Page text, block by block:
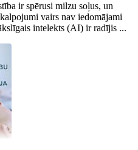
ir spērusi milzu soļus, un
vairs nav iedomājami
intelekts (AI) ir radījis ...